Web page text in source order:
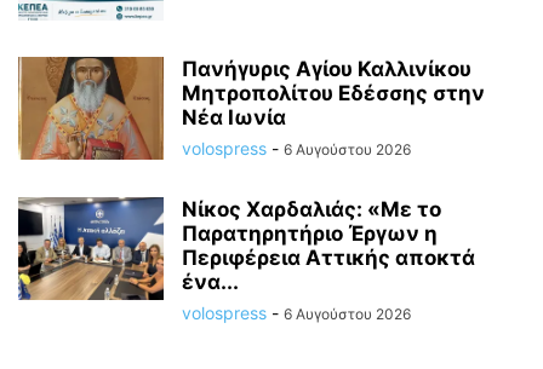
Πανήγυρις Αγίου Καλλινίκου
Μητροπολίτου Εδέσσης στην
Νέα Ιωνία
volospress - 6 Αυγούστου 2026
Νίκος Χαρδαλιάς: «Με το
Παρατηρητήριο Έργων η
Περιφέρεια Αττικής αποκτά
ένα...
volospress - 6 Αυγούστου 2026